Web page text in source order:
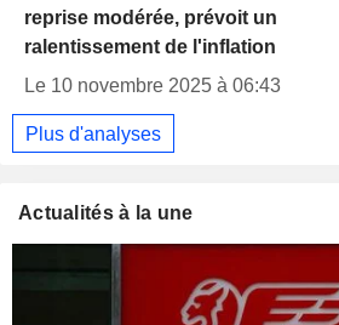
reprise modérée, prévoit un
ralentissement de l'inflation
Le 10 novembre 2025 à 06:43
Plus d'analyses
Actualités à la une